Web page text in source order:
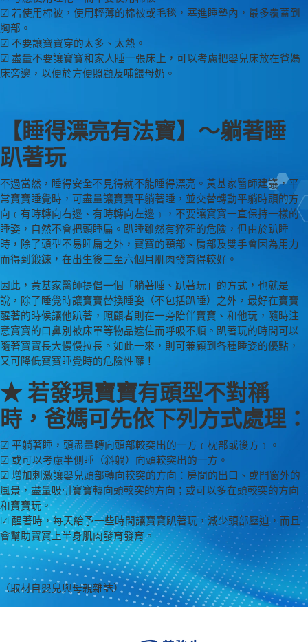
☑ 若使用棉被，使用輕薄的棉被或毛毯，塞進睡墊內，最多覆蓋到
胸部。
☑ 不要讓寶寶穿的太多、太熱。
☑ 盡量不要讓寶寶和家人睡一張床上，可以考慮把嬰兒床放在爸媽
床旁邊，以便於方便照顧及哺餵母奶。
【睡得漂亮有法寶】～躺著睡
趴著玩
不過當然，睡得安全不見得就不能睡得漂亮。黃基家醫師建議，平
常寶寶睡覺時，可盡量讓寶寶平躺著睡，並交替轉動平躺時頭的方
向﹝有時轉向右邊、有時轉向左邊﹞，不要讓寶寶一直保持一樣的
睡姿，自然不會把頭睡扁。趴睡雖然有猝死的危險，但由於趴睡
時，除了頭型不易睡扁之外，寶寶的頸部、肩部及雙手會因為用力
而得到鍛鍊，在出生後三至六個月肌肉發育得較好。
因此，黃基家醫師提倡一個「躺著睡、趴著玩」的方式，也就是
說，除了睡覺時讓寶寶替換睡姿（不包括趴睡）之外，最好在寶寶
醒著的時候讓他趴著，照顧者則在一旁陪伴寶寶、和他玩，隨時注
意寶寶的口鼻別被床單等物品遮住而呼吸不順。趴著玩的時間可以
隨著寶寶長大慢慢拉長。如此一來，則可兼顧到各種睡姿的優點，
又可降低寶寶睡覺時的危險性囉！
★ 若發現寶寶有頭型不對稱
時，爸媽可先依下列方式處理：
☑ 平躺著睡，頭盡量轉向頭部較突出的一方﹝枕部或後方﹞。
☑ 或可以考慮半側睡（斜躺）向頭較突出的一方。
☑ 增加刺激讓嬰兒頭部轉向較突的方向：房間的出口、或門窗外的
風景，盡量吸引寶寶轉向頭較突的方向；或可以多在頭較突的方向
和寶寶玩。
☑ 醒著時，每天給予一些時間讓寶寶趴著玩，減少頭部壓迫，而且
會幫助寶寶上半身肌肉發育發育。
（取材自嬰兒與母親雜誌）